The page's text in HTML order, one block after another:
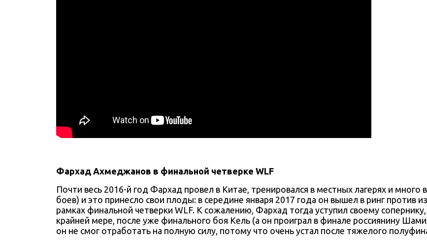
Фархад Ахмеджанов в финальной четверке WLF
Почти весь 2016-й год Фархад провел в Китае, тренировался в местных лагерях и много
боев) и это принесло свои плоды: в середине января 2017 года он вышел в ринг против
рамках финальной четверки WLF. К сожалению, Фархад тогда уступил своему
крайней мере, после уже финального боя Кель (а он проиграл в финале россиянину
он не смог отработать на полную силу, потому что очень устал после тяжелого